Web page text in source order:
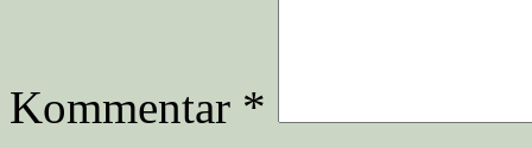
Kommentar *